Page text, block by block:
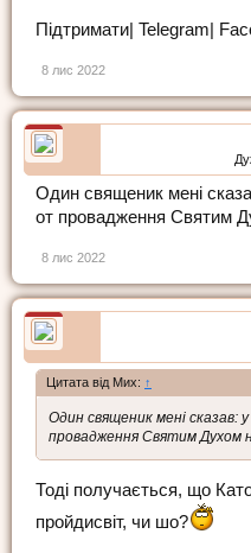
Підтримати| Telegram|
8 лис 2022
Один священик мені
от провадження Святим
8 лис 2022
Цитата від Мих: ↑
Один священик мені сказав:
провадження Святим Духом
Тоді получається, що
пройдисвіт, чи шо?